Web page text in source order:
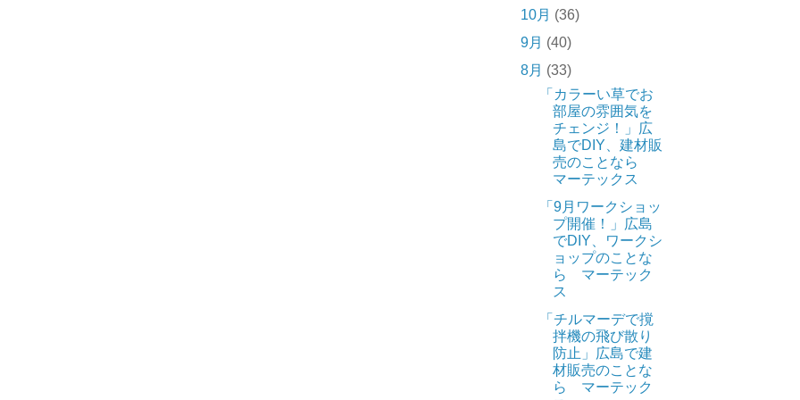
10月 (36)
9月 (40)
8月 (33)
「カラーい草でお
部屋の雰囲気を
チェンジ！」広
島でDIY、建材販
売のことなら
マーテックス
「9月ワークショッ
プ開催！」広島
でDIY、ワークシ
ョップのことな
ら マーテック
ス
「チルマーデで撹
拌機の飛び散り
防止」広島で建
材販売のことな
ら マーテック